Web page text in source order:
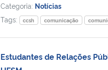
Categoria: Notícias
Tags:
ccsh comunicação
Estudantes de Relações